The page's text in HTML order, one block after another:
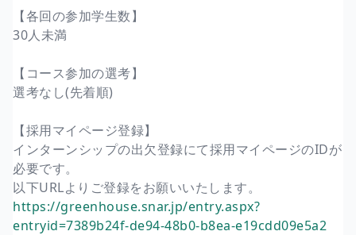
【各回の参加学生数】
30人未満
【コース参加の選考】
選考なし(先着順)
【採用マイページ登録】
インターンシップの出欠登録にて採用マイページのIDが
必要です。
以下URLよりご登録をお願いいたします。
https://greenhouse.snar.jp/entry.aspx?
entryid=7389b24f-de94-48b0-b8ea-e19cdd09e5a2